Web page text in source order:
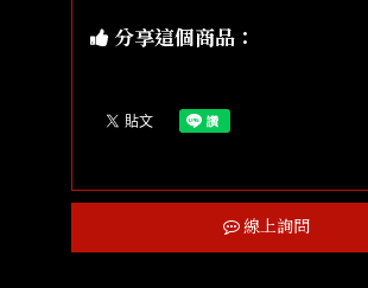
分享這個商品：
線上詢問